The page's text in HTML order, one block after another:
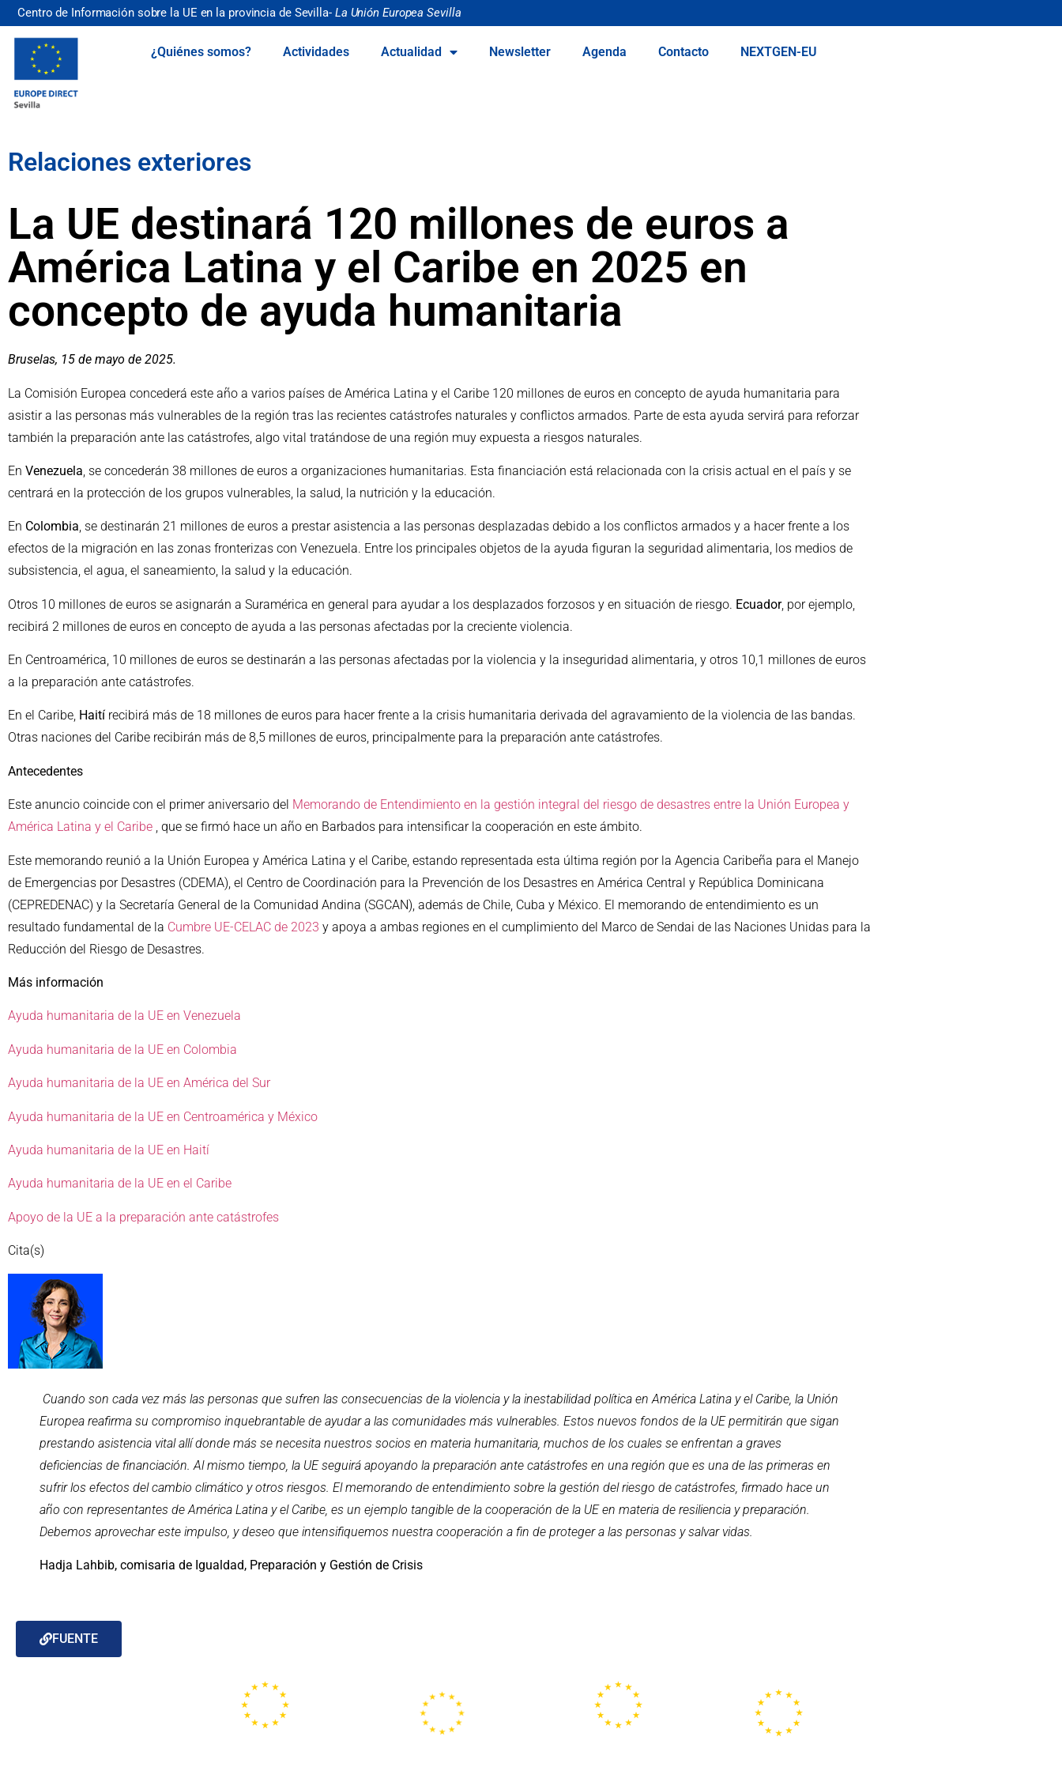
Centro de Información sobre la UE en la provincia de Sevilla- La Unión Europea Sevilla
¿Quiénes somos? Actividades Actualidad Newsletter Agenda Contacto NEXTGEN-EU
Relaciones exteriores
La UE destinará 120 millones de euros a
América Latina y el Caribe en 2025 en
concepto de ayuda humanitaria
Bruselas, 15 de mayo de 2025.
La Comisión Europea concederá este año a varios países de América Latina y el Caribe 120 millones de euros en concepto de ayuda humanitaria para
asistir a las personas más vulnerables de la región tras las recientes catástrofes naturales y conflictos armados. Parte de esta ayuda servirá para reforzar
también la preparación ante las catástrofes, algo vital tratándose de una región muy expuesta a riesgos naturales.
En Venezuela, se concederán 38 millones de euros a organizaciones humanitarias. Esta financiación está relacionada con la crisis actual en el país y se
centrará en la protección de los grupos vulnerables, la salud, la nutrición y la educación.
En Colombia, se destinarán 21 millones de euros a prestar asistencia a las personas desplazadas debido a los conflictos armados y a hacer frente a los
efectos de la migración en las zonas fronterizas con Venezuela. Entre los principales objetos de la ayuda figuran la seguridad alimentaria, los medios de
subsistencia, el agua, el saneamiento, la salud y la educación.
Otros 10 millones de euros se asignarán a Suramérica en general para ayudar a los desplazados forzosos y en situación de riesgo. Ecuador, por ejemplo,
recibirá 2 millones de euros en concepto de ayuda a las personas afectadas por la creciente violencia.
En Centroamérica, 10 millones de euros se destinarán a las personas afectadas por la violencia y la inseguridad alimentaria, y otros 10,1 millones de euros
a la preparación ante catástrofes.
En el Caribe, Haití recibirá más de 18 millones de euros para hacer frente a la crisis humanitaria derivada del agravamiento de la violencia de las bandas.
Otras naciones del Caribe recibirán más de 8,5 millones de euros, principalmente para la preparación ante catástrofes.
Antecedentes
Este anuncio coincide con el primer aniversario del Memorando de Entendimiento en la gestión integral del riesgo de desastres entre la Unión Europea y
América Latina y el Caribe , que se firmó hace un año en Barbados para intensificar la cooperación en este ámbito.
Este memorando reunió a la Unión Europea y América Latina y el Caribe, estando representada esta última región por la Agencia Caribeña para el Manejo
de Emergencias por Desastres (CDEMA), el Centro de Coordinación para la Prevención de los Desastres en América Central y República Dominicana
(CEPREDENAC) y la Secretaría General de la Comunidad Andina (SGCAN), además de Chile, Cuba y México. El memorando de entendimiento es un
resultado fundamental de la Cumbre UE-CELAC de 2023 y apoya a ambas regiones en el cumplimiento del Marco de Sendai de las Naciones Unidas para la
Reducción del Riesgo de Desastres.
Más información
Ayuda humanitaria de la UE en Venezuela
Ayuda humanitaria de la UE en Colombia
Ayuda humanitaria de la UE en América del Sur
Ayuda humanitaria de la UE en Centroamérica y México
Ayuda humanitaria de la UE en Haití
Ayuda humanitaria de la UE en el Caribe
Apoyo de la UE a la preparación ante catástrofes
Cita(s)
Cuando son cada vez más las personas que sufren las consecuencias de la violencia y la inestabilidad política en América Latina y el Caribe, la Unión
Europea reafirma su compromiso inquebrantable de ayudar a las comunidades más vulnerables. Estos nuevos fondos de la UE permitirán que sigan
prestando asistencia vital allí donde más se necesita nuestros socios en materia humanitaria, muchos de los cuales se enfrentan a graves
deficiencias de financiación. Al mismo tiempo, la UE seguirá apoyando la preparación ante catástrofes en una región que es una de las primeras en
sufrir los efectos del cambio climático y otros riesgos. El memorando de entendimiento sobre la gestión del riesgo de catástrofes, firmado hace un
año con representantes de América Latina y el Caribe, es un ejemplo tangible de la cooperación de la UE en materia de resiliencia y preparación.
Debemos aprovechar este impulso, y deseo que intensifiquemos nuestra cooperación a fin de proteger a las personas y salvar vidas.
Hadja Lahbib, comisaria de Igualdad, Preparación y Gestión de Crisis
FUENTE